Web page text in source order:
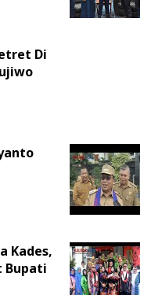
Di
Kades,
Bupati